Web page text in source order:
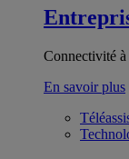
Connectivité à
En savoir plus